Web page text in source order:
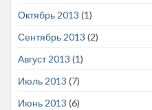
Октябрь 2013 (1)
Сентябрь 2013 (2)
Август 2013 (1)
Июль 2013 (7)
Июнь 2013 (6)